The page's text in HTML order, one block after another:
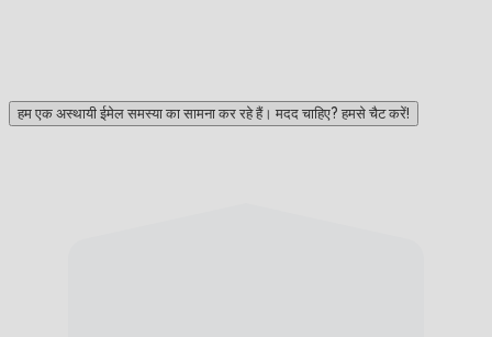
हम एक अस्थायी ईमेल समस्या का सामना कर रहे हैं। मदद चाहिए? हमसे चैट करें!